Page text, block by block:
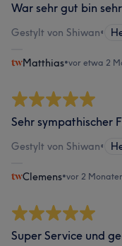
War sehr gut bin
Gestylt von Shiwan•
Matthias•vor etwa 2
Sehr sympathischer
Gestylt von Shiwan•
Clemens•vor 2
Super Service und